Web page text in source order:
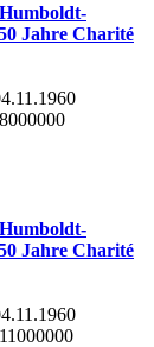
Jahre Charité
Jahre Charité